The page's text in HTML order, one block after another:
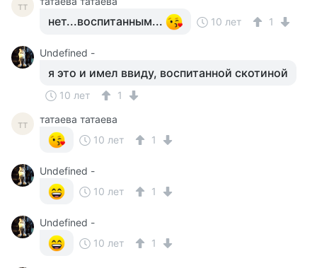
тт
нет...воспитанным... 10 лет 1
Undefined -
я это и имел ввиду, воспитанной скотиной
10 лет 1
тт
татаева татаева
10 лет
1
Undefined -
10 лет
1
Undefined -
10 лет
1